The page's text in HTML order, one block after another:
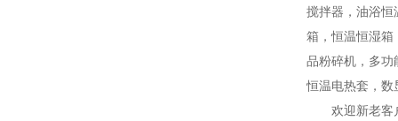
搅拌器，油浴恒
箱，恒温恒湿箱
品粉碎机，多功
恒温电热套，数
欢迎新老客